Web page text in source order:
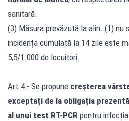
sanitară.
(3) Măsura prevăzută la alin. (1) nu
incidența cumulată la 14 zile este
5,5/1.000 de locuitori.
Art.4 - Se propune creșterea
exceptați de la obligația
al unui test RT-PCR pentru infecția